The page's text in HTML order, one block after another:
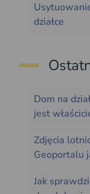
działce
Dom na
jest
Zdjęcia
Geoportalu
Jak